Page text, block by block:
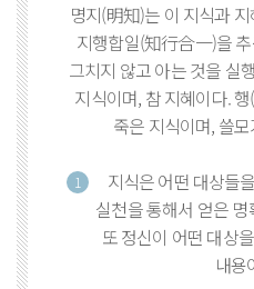
명지(明知)는 이 지식과
지행합일(知行合一)을
그치지 않고 아는 것을 실
지식이며, 참 지혜이다.
죽은 지식이며, 쓸
1
지식은 어떤 대상들
실천을 통해서 얻은
또 정신이 어떤 대상
내용